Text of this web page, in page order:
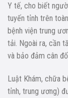
Y tế, cho biết
tuyến tỉnh trên
bệnh viện trung
tải. Ngoài ra, cần
và bảo đảm cân
Luật Khám, chữa
tỉnh, trung ương)